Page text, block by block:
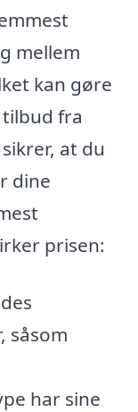
mellem
kan gøre
fra
at du
dine
prisen:
såsom
har sine